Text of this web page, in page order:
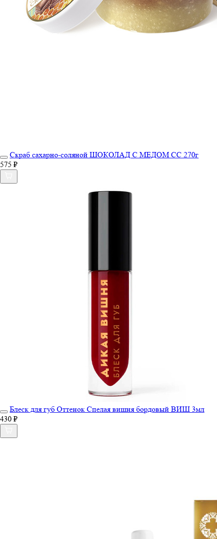
Скраб сахарно-соляной ШОКОЛАД С МЕДОМ СС 270г
575 ₽
Блеск для губ Оттенок Спелая вишня бордовый ВИШ 3мл
430 ₽